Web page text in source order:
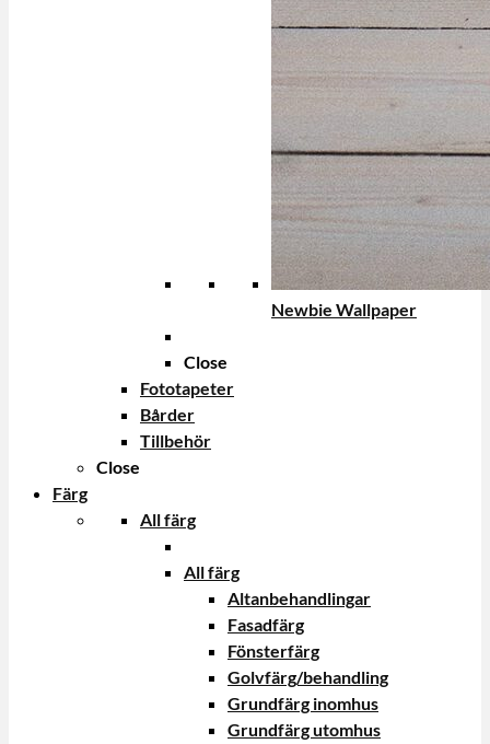
Newbie Wallpaper
Close
Fototapeter
Bårder
Tillbehör
Close
Färg
All färg
All färg
Altanbehandlingar
Fasadfärg
Fönsterfärg
Golvfärg/behandling
Grundfärg inomhus
Grundfärg utomhus